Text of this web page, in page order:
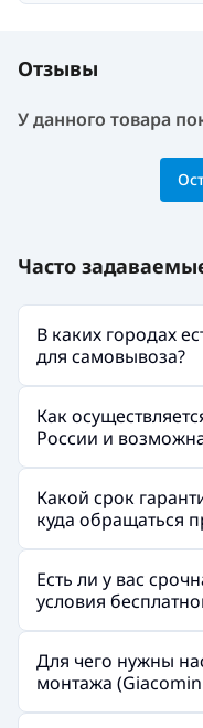
Отзывы
У данного товара
Часто
В каких городах
для самовывоза?
Как
России и
Какой срок
куда обращаться
Есть ли у вас
условия
Для чего нужны
монтажа